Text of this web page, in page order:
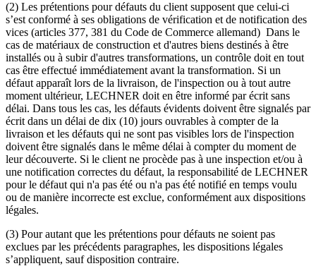
(2) Les prétentions pour défauts du client supposent que celui-ci
s’est conformé à ses obligations de vérification et de notification des
vices (articles 377, 381 du Code de Commerce allemand) Dans le
cas de matériaux de construction et d'autres biens destinés à être
installés ou à subir d'autres transformations, un contrôle doit en tout
cas être effectué immédiatement avant la transformation. Si un
défaut apparaît lors de la livraison, de l'inspection ou à tout autre
moment ultérieur, LECHNER doit en être informé par écrit sans
délai. Dans tous les cas, les défauts évidents doivent être signalés par
écrit dans un délai de dix (10) jours ouvrables à compter de la
livraison et les défauts qui ne sont pas visibles lors de l'inspection
doivent être signalés dans le même délai à compter du moment de
leur découverte. Si le client ne procède pas à une inspection et/ou à
une notification correctes du défaut, la responsabilité de LECHNER
pour le défaut qui n'a pas été ou n'a pas été notifié en temps voulu
ou de manière incorrecte est exclue, conformément aux dispositions
légales.
(3) Pour autant que les prétentions pour défauts ne soient pas
exclues par les précédents paragraphes, les dispositions légales
s’appliquent, sauf disposition contraire.